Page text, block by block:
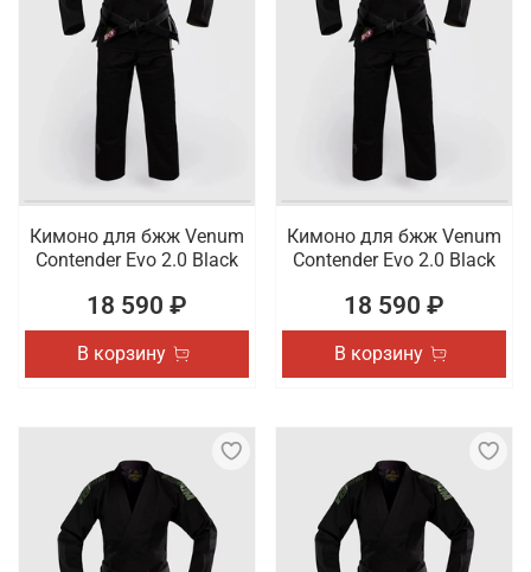
Кимоно для бжж Venum
Contender Evo 2.0 Black
18 590 ₽
В корзину
Кимоно для бжж Venum
Contender Evo 2.0 Black
18 590 ₽
В корзину